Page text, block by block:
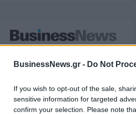
BusinessNews.gr - Do Not
If you wish to opt-out of the sale,
sensitive information for targeted
confirm your selection. Please note
Lidl Hellas: Αποσύρει
λόγους
17/09/2018 - 03:00